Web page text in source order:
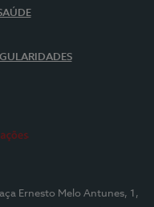
Ernesto Melo Antunes, 1,